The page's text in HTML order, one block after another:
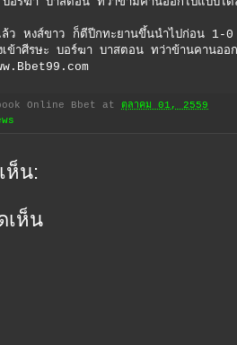
ก็ตีปีกทะยานขึ้นนำไปก่อน 1-0 นาที
เข้าศีรษะ บอร์ฆา บาสตอน ทว่าข้านคานออ
Online Bbet at ตุลาคม 01, 2559
ห็น:
เห็น